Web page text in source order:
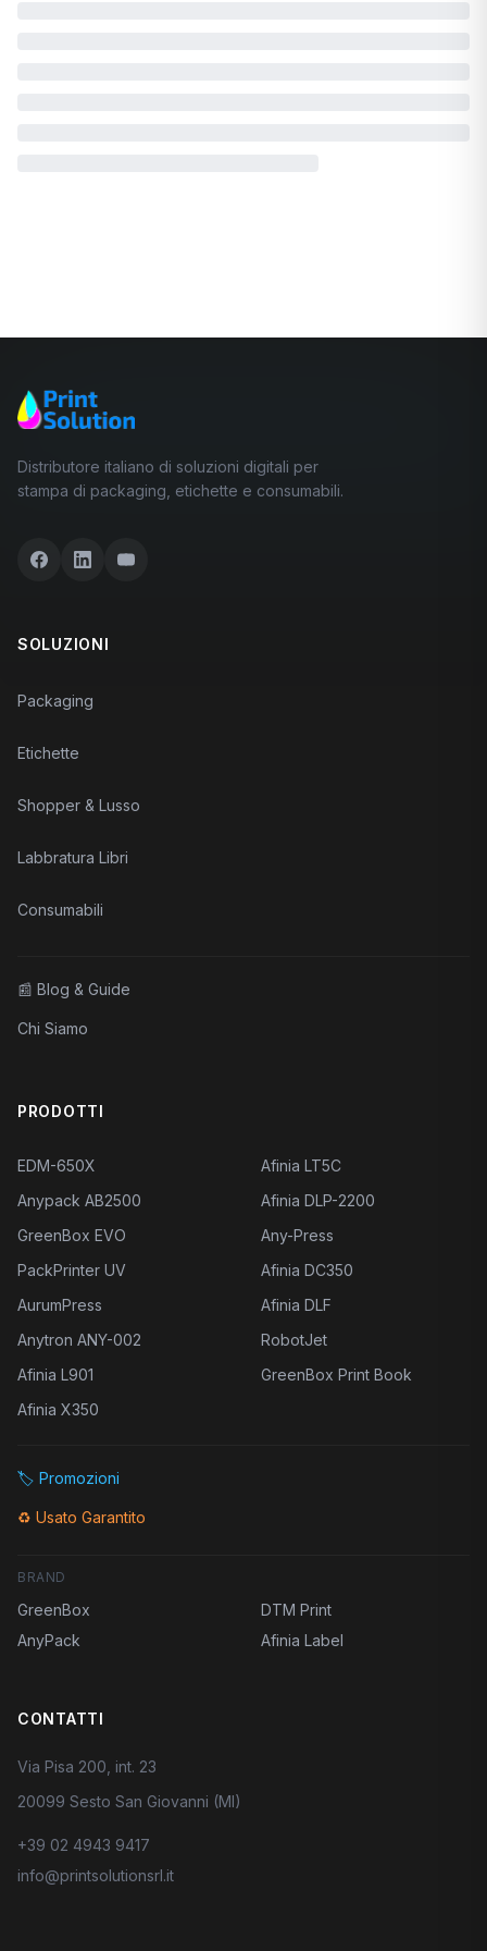
Distributore italiano di soluzioni digitali per
stampa di packaging, etichette e consumabili.
SOLUZIONI
Packaging
Etichette
Shopper & Lusso
Labbratura Libri
Consumabili
📰 Blog & Guide
Chi Siamo
PRODOTTI
EDM-650X
Anypack AB2500
GreenBox EVO
PackPrinter UV
AurumPress
Anytron ANY-002
Afinia L901
Afinia X350
Afinia LT5C
Afinia DLP-2200
Any-Press
Afinia DC350
Afinia DLF
RobotJet
GreenBox Print Book
🏷️ Promozioni
♻️ Usato Garantito
BRAND
GreenBox
AnyPack
DTM Print
Afinia Label
CONTATTI
Via Pisa 200, int. 23
20099 Sesto San Giovanni (MI)
+39 02 4943 9417
info@printsolutionsrl.it